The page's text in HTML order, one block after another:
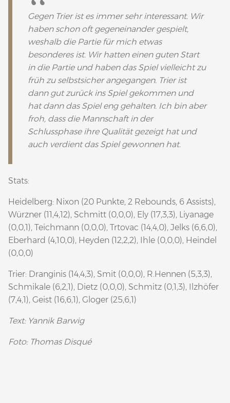
Gegen Trier ist es immer sehr interessant. Wir
haben schon oft gegeneinander gespielt,
weshalb die Partie für mich etwas
besonderes ist. Wir hatten einen guten Start
in die Partie und haben das Spiel vielleicht zu
früh zu selbstsicher angegangen. Trier ist
dann gut zurück ins Spiel gekommen und
hat dann das Spiel eng gehalten. Ich bin aber
froh, dass die Mannschaft in der
Schlussphase ihre Qualität gezeigt hat und
auch verdient das Spiel gewonnen hat.
Stats:
Heidelberg: Nixon (20 Punkte, 2 Rebounds, 6 Assists),
Würzner (11,4,12), Schmitt (0,0,0), Ely (17,3,3), Liyanage
(0,0,1), Teichmann (0,0,0), Trtovac (14,4,0), Jelks (6,6,0),
Eberhard (4,10,0), Heyden (12,2,2), Ihle (0,0,0), Heindel
(0,0,0)
Trier: Dranginis (14,4,3), Smit (0,0,0), R.Hennen (5,3,3),
Schmikale (6,2,1), Dietz (0,0,0), Schmitz (0,1,3), Ilzhöfer
(7,4,1), Geist (16,6,1), Gloger (25,6,1)
Text: Yannik Barwig
Foto: Thomas Disqué